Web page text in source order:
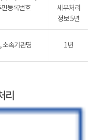
민등록번호
세무처리
정보 5년
소속기관명 1년
리